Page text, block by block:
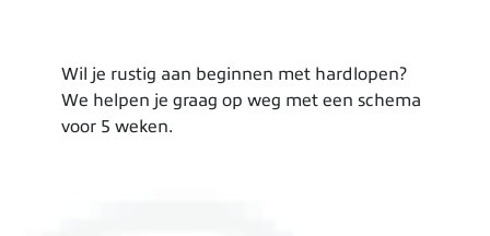
Wil je rustig aan beginnen met hardlopen?
We helpen je graag op weg met een schema
voor 5 weken.